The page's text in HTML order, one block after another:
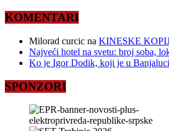
KOMENTARI
Milorad curcic na KINESKE
Najveći hotel na svetu: broj soba,
Ko je Igor Dodik, koji je u
SPONZORI